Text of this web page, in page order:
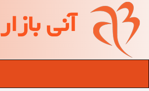
آنی بازار